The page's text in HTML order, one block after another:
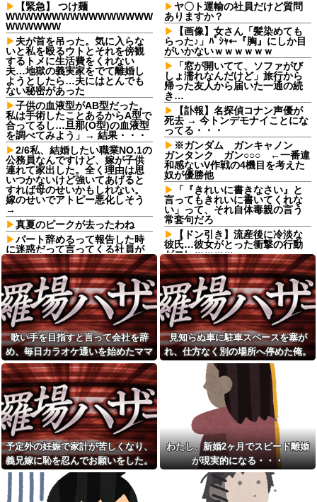
【緊急】 つけ麺
WWWWWWWWWWWWWWWW
WWWWWW
夫が首を吊った。気に入らな
いと私を殴るウトとそれを傍観
するトメに生活費をくれない
夫…地獄の義実家をでて離婚し
ようとしたら…夫にはとんでも
ない秘密があった
子供の血液型がAB型だった。
私は手術したことあるからA型で
合ってるし…旦那(O型)の血液型
を調べてみよう」→ 結果・・・
2/6私、結婚したい職業NO.1の
公務員なんですけど、嫁が子供
連れて家出した。全く理由は思
いつかないけど強いてあげると
すれば母のせいかもしれない。
嫁のせいでアトピー悪化しそう
→
真夏のピークが去ったわね
パート辞めるって報告した時
に迷惑だって言ってくる社員が
いて、その人の不満を言い返し
てしまった
ATMで何度も入出金を繰り返
す人に声をかけた若い女性にモ
ヤっとする。若い人ってそんな
余裕ないのかな？
友達の家に遊びに行ったらア
ルバムに私の写真が飾ってあっ
た。しかも私が知らない写真
レストランで。夫婦「今日は
娘の誕生日なんです」店員
「少々お待ちください」→運ば
れてきた"あるもの"に思わず涙
がこぼれて…
何度もお金を貸してきたシン
ママ妹が、今度はランドセル代
と制服代まで要求してきた。そ
の裏事情を知って頭を抱えるこ
とに…
お前ら「日本も核武装汁！」
←１万発の核弾頭どこに
イーロン・マスク「中国のロ
ヤ〇ト運輸の社員だけど質問
ありますか？
【画像】女さん「髪染めても
らった♪」ﾊﾟｼｬ⇠『胸』にしか目
がいかないｗｗｗｗｗｗ
「窓が開いてて、ソファがび
しょ濡れなんだけど」旅行から
帰った友人から届いた一通の続
き…
【訃報】名探偵コナン声優が
死去 → 今トンデモナイことにな
ってる・・・
※ガンダム ガンキャノン
ガンタンク ガン○○○ ←一番違
和感ないV作戦の4機目を考えた
奴が優勝他
「『きれいに書きなさい』と
言ってもきれいに書いてくれな
い」って、それ自体毒親の言う
常套句だろ
【ドン引き】流産後に冷淡な
彼氏…彼女がとった衝撃の行動
がコレｗｗｗｗ
日頃からセクハラ三昧で毎回
周囲に〆られても反省しないウ
トに、とうとう後ろから抱きつ
かれて胸を掴まれた → 私は肘で
ウトの腹を思い切りどついて、○
玉あたりを蹴飛ばし…
【正論】彫り師YouTuber「刺
青タトゥー入れてる奴は全員バ
カです。偏見は正しい。すごい
民度低い」
【朗報】寺田心、週6ジム通い
で体重62kg→82kgに
wwwwwwww
スッポン解体動画を見る彼女
「美味しそう♪」→俺「生きたま
ま捌かれて可哀想だろ！サイコ
パスか？」←お前らどっち？
「仕事にあぶれたから雇って
ほしい、なんでもする」とキチ
ママがやってきた
トメ「お腹の子は孫と認めな
歌い手を目指すと言って会社を辞
め、毎日カラオケ通いを始めたママ
友。嫌な予感は見事に当たってしま
い…
見知らぬ車に駐車スペースを塞が
れ、仕方なく別の場所へ停めた俺。
気づけばパトカーまで来る騒ぎにな
って…
予定外の妊娠で家計が苦しくなり、
義兄嫁に恥を忍んでお願いをした。
その返事が予想外すぎて…
わたし、新婚2ヶ月でスピード離婚
が現実的になる・・・